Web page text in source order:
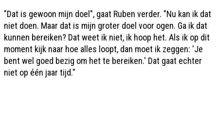
"Dat is gewoon mijn doel", gaat Ruben verder. "Nu kan ik dat
niet doen. Maar dat is mijn groter doel voor ogen. Ga ik dat
kunnen bereiken? Dat weet ik niet, ik hoop het. Als ik op dit
moment kijk naar hoe alles loopt, dan moet ik zeggen: 'Je
bent wel goed bezig om het te bereiken.' Dat gaat echter
niet op één jaar tijd."